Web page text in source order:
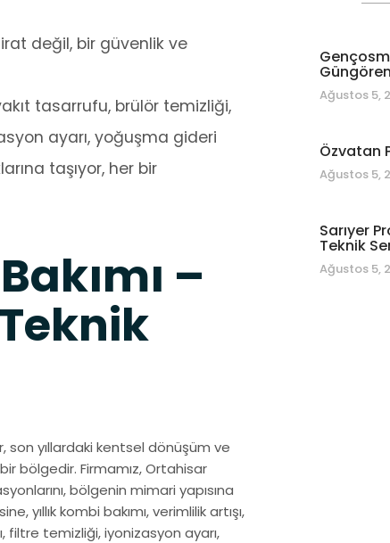
değil, bir güvenlik ve
tasarrufu, brülör temizliği,
ayarı, yoğuşma gideri
taşıyor, her bir
–
son yıllardaki kentsel dönüşüm ve
bölgedir. Firmamız, Ortahisar
bölgenin mimari yapısına
kombi bakımı, verimlilik artışı,
filtre temizliği, iyonizasyon ayarı,
Ağustos 5,
Özvatan
Ağustos 5,
Sarıyer
Teknik
Ağustos 5,